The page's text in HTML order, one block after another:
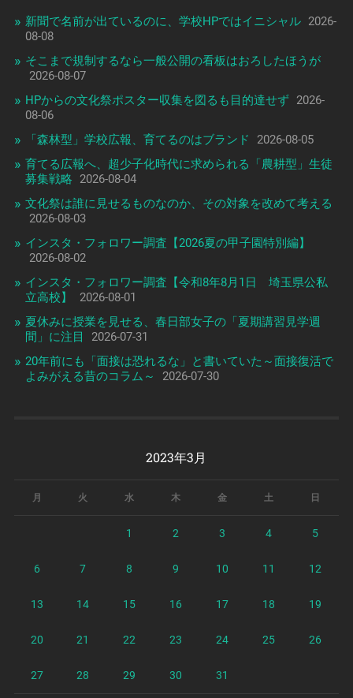
新聞で名前が出ているのに、学校HPではイニシャル 2026-
08-08
そこまで規制するなら一般公開の看板はおろしたほうが
2026-08-07
HPからの文化祭ポスター収集を図るも目的達せず 2026-
08-06
「森林型」学校広報、育てるのはブランド
2026-08-05
育てる広報へ、超少子化時代に求められる「農耕型」生徒
募集戦略
2026-08-04
文化祭は誰に見せるものなのか、その対象を改めて考える
2026-08-03
インスタ・フォロワー調査【2026夏の甲子園特別編】
2026-08-02
インスタ・フォロワー調査【令和8年8月1日 埼玉県公私
立高校】
2026-08-01
夏休みに授業を見せる、春日部女子の「夏期講習見学週
間」に注目
2026-07-31
20年前にも「面接は恐れるな」と書いていた～面接復活で
よみがえる昔のコラム～
2026-07-30
2023年3月
月 火 水 木 金 土 日
1 2 3 4 5
6 7 8 9 10 11 12
13 14 15 16 17 18 19
20 21 22 23 24 25 26
27 28 29 30 31